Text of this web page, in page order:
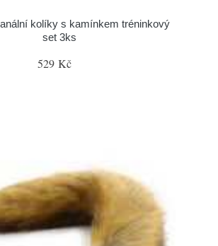
kolíky s kamínkem tréninkový
set 3ks
529 Kč